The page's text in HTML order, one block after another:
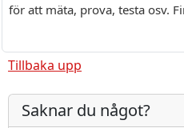
för att mäta, prova, testa osv.
Tillbaka upp
Saknar du något?